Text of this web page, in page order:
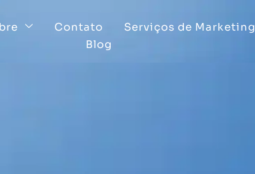
Contato
Serviços de Marketing
Blog